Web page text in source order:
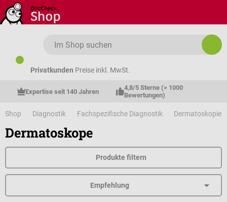
Zum Hauptinhalt springen
Privatkunden Preise inkl. MwSt.
Expertise seit 140 Jahren
4,8/5 Sterne (> 1000
Bewertungen)
Shop Diagnostik Fachspezifische Diagnostik Dermatoskopie
Dermatoskope
Produkte filtern